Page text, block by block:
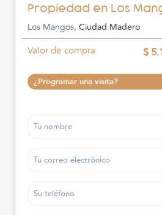
Propiedad en Los
Los Mangos, Ciudad Madero
Valor de compra $
¿Programar una visita?